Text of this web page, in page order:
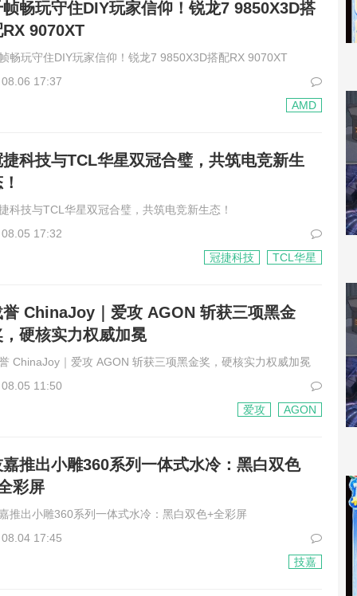
帧畅玩守住DIY玩家信仰！锐龙7 9850X3D搭
9070XT
畅玩守住DIY玩家信仰！锐龙7 9850X3D搭配RX 9070XT
17:37
AMD
捷科技与TCL华星双冠合璧，共筑电竞新生
科技与TCL华星双冠合璧，共筑电竞新生态！
17:32
冠捷科技
TCL华星
誉 ChinaJoy｜爱攻 AGON 斩获三项黑金
，硬核实力权威加冕
ChinaJoy｜爱攻 AGON 斩获三项黑金奖，硬核实力权威加冕
11:50
爱攻
AGON
嘉推出小雕360系列一体式水冷：黑白双色
彩屏
推出小雕360系列一体式水冷：黑白双色+全彩屏
17:45
技嘉